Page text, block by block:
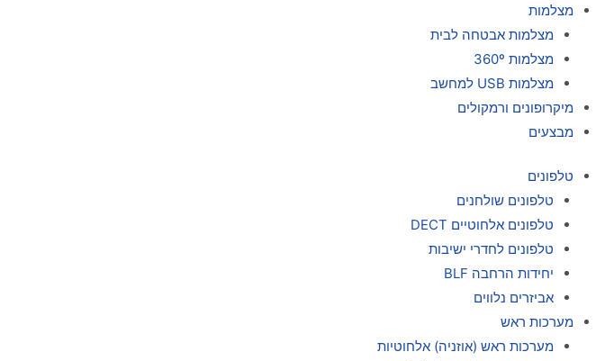
מצלמות
מצלמות אבטחה לבית
מצלמות 360º
מצלמות USB למחשב
מיקרופונים ורמקולים
מבצעים
טלפונים
טלפונים שולחנים
טלפונים אלחוטיים DECT
טלפונים לחדרי ישיבות
יחידות הרחבה BLF
אביזרים נלווים
מערכות ראש
מערכות ראש (אוזניה) אלחוטיות